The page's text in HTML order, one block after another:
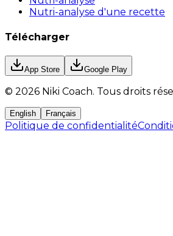
Nutri-analyse d'une recette
Télécharger
App Store Google Play
© 2026 Niki Coach. Tous droits
English Français
Politique de confidentialité